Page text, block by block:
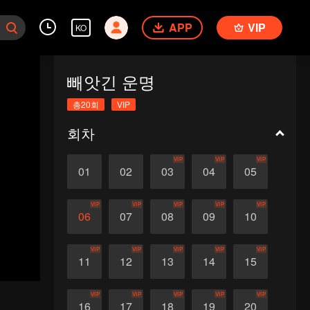
KO APP VIP
빼앗긴 운명
총20회 VIP
회차
01 02 03
VIP
04
VIP
05
VIP
06
VIP
07
VIP
08
VIP
09
VIP
10
VIP
11
VIP
12
VIP
13
VIP
14
VIP
15
VIP
16
VIP
17
VIP
18
VIP
19
VIP
20
VIP